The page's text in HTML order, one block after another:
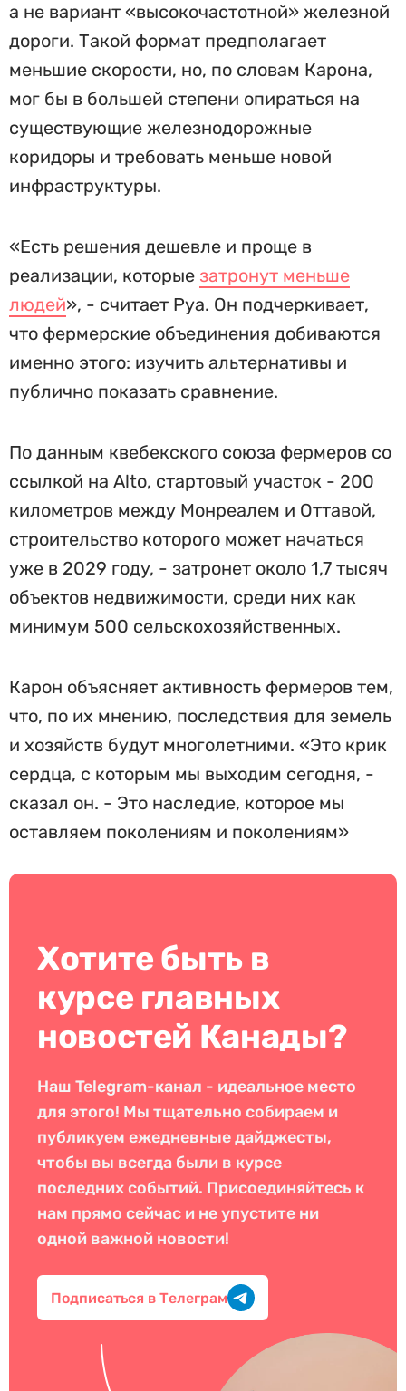
а не вариант «высокочастотной» железной
дороги. Такой формат предполагает
меньшие скорости, но, по словам Карона,
мог бы в большей степени опираться на
существующие железнодорожные
коридоры и требовать меньше новой
инфраструктуры.
«Есть решения дешевле и проще в
реализации, которые затронут меньше
людей», - считает Руа. Он подчеркивает,
что фермерские объединения добиваются
именно этого: изучить альтернативы и
публично показать сравнение.
По данным квебекского союза фермеров со
ссылкой на Alto, стартовый участок - 200
километров между Монреалем и Оттавой,
строительство которого может начаться
уже в 2029 году, - затронет около 1,7 тысяч
объектов недвижимости, среди них как
минимум 500 сельскохозяйственных.
Карон объясняет активность фермеров тем,
что, по их мнению, последствия для земель
и хозяйств будут многолетними. «Это крик
сердца, с которым мы выходим сегодня, -
сказал он. - Это наследие, которое мы
оставляем поколениям и поколениям»
Хотите быть в
курсе главных
новостей Канады?
Наш Telegram-канал - идеальное место
для этого! Мы тщательно собираем и
публикуем ежедневные дайджесты,
чтобы вы всегда были в курсе
последних событий. Присоединяйтесь к
нам прямо сейчас и не упустите ни
одной важной новости!
Подписаться в Телеграм